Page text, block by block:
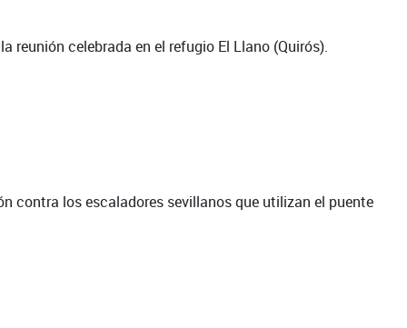
reunión celebrada en el refugio El Llano (Quirós).
contra los escaladores sevillanos que utilizan el puente